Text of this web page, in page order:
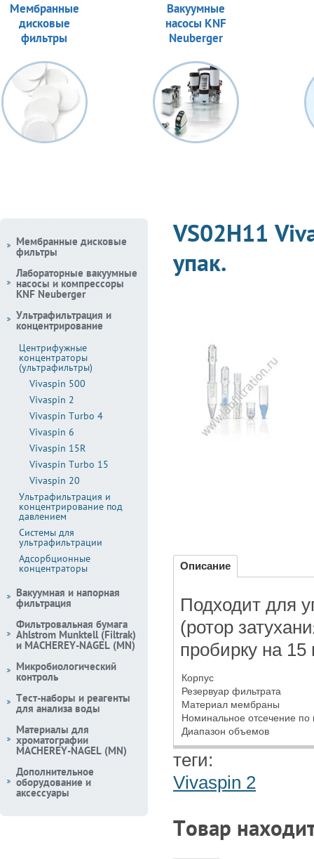
Мембранные
дисковые
фильтры
Вакуумные
насосы KNF
Neuberger
VS02H11
упак.
Описание
Подходит для
(ротор
пробирку на
Корпус
Резервуар фильтрата
Материал мембраны
Номинальное отсечение
Диапазон объемов
теги:
Vivaspin 2
Товар
Мембранные дисковые
фильтры
Лабораторные вакуумные
насосы и компрессоры
KNF Neuberger
Ультрафильтрация и
концентрирование
Центрифужные
концентраторы
(ультрафильтры)
Vivaspin 500
Vivaspin 2
Vivaspin Turbo 4
Vivaspin 6
Vivaspin 15R
Vivaspin Turbo 15
Vivaspin 20
Ультрафильтрация и
концентрирование под
давлением
Системы для
ультрафильтрации
Адсорбционные
концентраторы
Вакуумная и напорная
фильтрация
Фильтровальная бумага
Ahlstrom Munktell (Filtrak)
и MACHEREY-NAGEL (MN)
Микробиологический
контроль
Тест-наборы и реагенты
для анализа воды
Материалы для
хроматографии
MACHEREY-NAGEL (MN)
Дополнительное
оборудование и
аксессуары